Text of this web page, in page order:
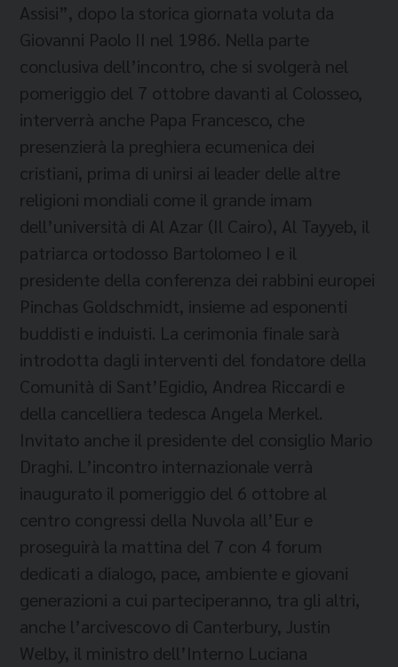
Assisi”, dopo la storica giornata voluta da
Giovanni Paolo II nel 1986. Nella parte
conclusiva dell’incontro, che si svolgerà nel
pomeriggio del 7 ottobre davanti al Colosseo,
interverrà anche Papa Francesco, che
presenzierà la preghiera ecumenica dei
cristiani, prima di unirsi ai leader delle altre
religioni mondiali come il grande imam
dell’università di Al Azar (Il Cairo), Al Tayyeb, il
patriarca ortodosso Bartolomeo I e il
presidente della conferenza dei rabbini europei
Pinchas Goldschmidt, insieme ad esponenti
buddisti e induisti. La cerimonia finale sarà
introdotta dagli interventi del fondatore della
Comunità di Sant’Egidio, Andrea Riccardi e
della cancelliera tedesca Angela Merkel.
Invitato anche il presidente del consiglio Mario
Draghi. L’incontro internazionale verrà
inaugurato il pomeriggio del 6 ottobre al
centro congressi della Nuvola all’Eur e
proseguirà la mattina del 7 con 4 forum
dedicati a dialogo, pace, ambiente e giovani
generazioni a cui parteciperanno, tra gli altri,
anche l’arcivescovo di Canterbury, Justin
Welby, il ministro dell’Interno Luciana